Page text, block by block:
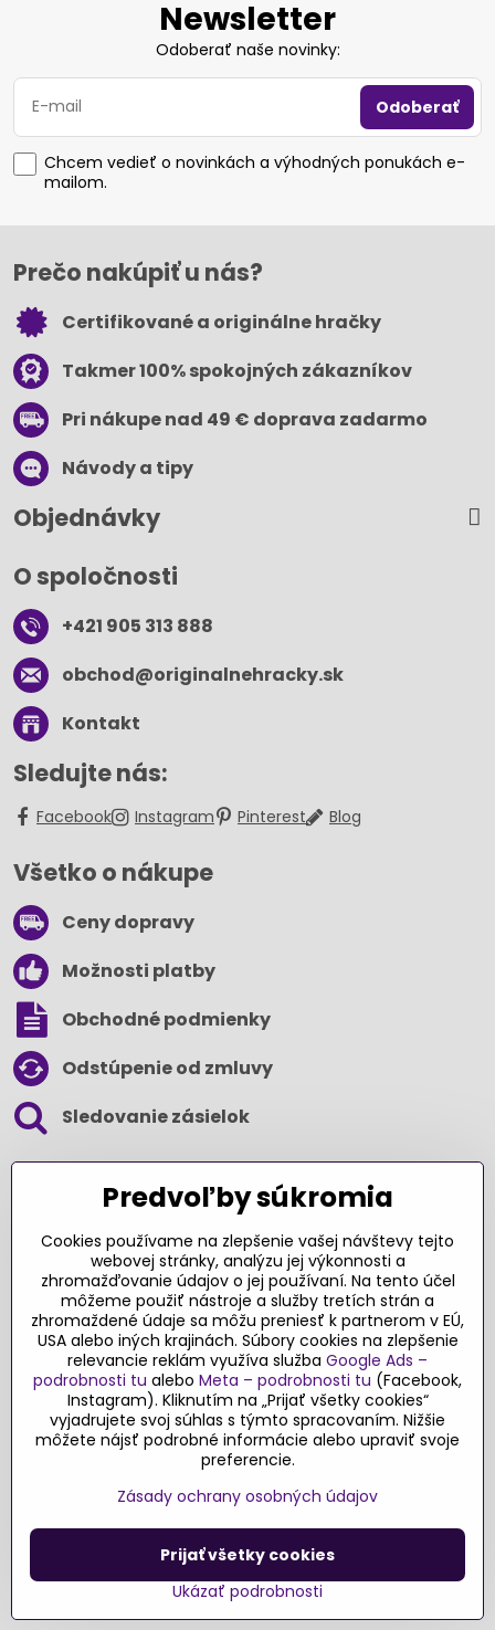
Newsletter
Odoberať naše novinky:
Odoberať
Chcem vedieť o novinkách a výhodných ponukách e-
mailom.
Prečo nakúpiť u nás?
Certifikované a originálne hračky
Takmer 100% spokojných zákazníkov
Pri nákupe nad 49 € doprava zadarmo
Návody a tipy
Objednávky
O spoločnosti
+421 905 313 888
obchod​@originalnehracky​.sk
Kontakt
Sledujte nás:
Facebook Instagram Pinterest Blog
Všetko o nákupe
Ceny dopravy
Možnosti platby
Obchodné podmienky
Odstúpenie od zmluvy
Sledovanie zásielok
Ďakujeme za podporu
Sme slovenský e-shop​. Fungujeme len
vďaka vám – rodičom a všetkým, ktorí veria
v poctivý výber kvalitných hračiek s
pridanou hodnotou​. Každý nákup na
Originalnehracky​.sk je pre nás podporou a
motiváciou prinášať hračky a produkty,
ktoré majú zmysel​.
©2026Copyright
Predvoľby súkromiaZásady ochrany osobných údajov
Podmienky používania
Vytvorené pomocou:BiznisWeb.sk
Predvoľby súkromia
Cookies používame na zlepšenie vašej návštevy tejto
webovej stránky, analýzu jej výkonnosti a
zhromažďovanie údajov o jej používaní. Na tento účel
môžeme použiť nástroje a služby tretích strán a
zhromaždené údaje sa môžu preniesť k partnerom v EÚ,
USA alebo iných krajinách. Súbory cookies na zlepšenie
relevancie reklám využíva služba Google Ads –
podrobnosti tu alebo Meta – podrobnosti tu (Facebook,
Instagram). Kliknutím na „Prijať všetky cookies“
vyjadrujete svoj súhlas s týmto spracovaním. Nižšie
môžete nájsť podrobné informácie alebo upraviť svoje
preferencie.
Zásady ochrany osobných údajov
Ukázať podrobnosti
Prijať všetky cookies